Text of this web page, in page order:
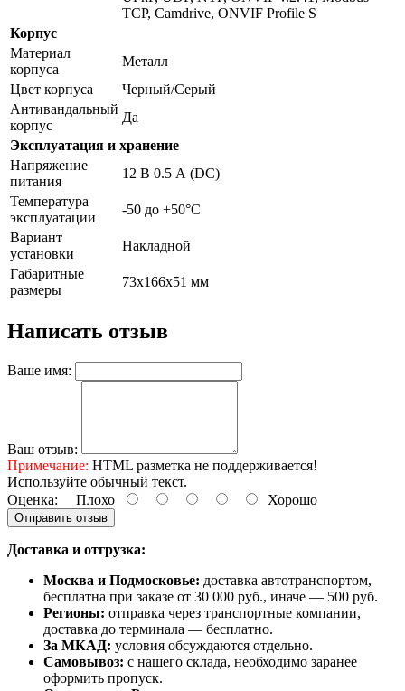
TCP, Camdrive, ONVIF Profile S
Корпус
Материал
корпуса
Металл
Цвет корпуса
Черный/Серый
Антивандальный
корпус
Да
Эксплуатация и хранение
Напряжение
питания
12 В 0.5 А (DC)
Температура
эксплуатации
-50 до +50°С
Вариант
установки
Накладной
Габаритные
размеры
73х166х51 мм
Написать отзыв
Ваше имя:
Ваш отзыв:
Примечание: HTML разметка не поддерживается!
Используйте обычный текст.
Оценка: Плохо Хорошо
Отправить отзыв
Доставка и отгрузка:
Москва и Подмосковье: доставка автотранспортом,
бесплатна при заказе от 30 000 руб., иначе — 500 руб.
Регионы: отправка через транспортные компании,
доставка до терминала — бесплатно.
За МКАД: условия обсуждаются отдельно.
Самовывоз: с нашего склада, необходимо заранее
оформить пропуск.